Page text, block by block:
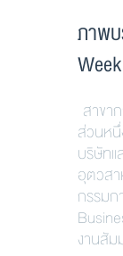
ภาพ
สาขา
ส่วนห
บริษัทแ
อุตวสา
กรรม
งานสั